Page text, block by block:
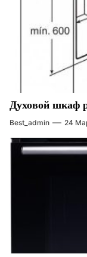
Духовой шкаф
Best_admin 24